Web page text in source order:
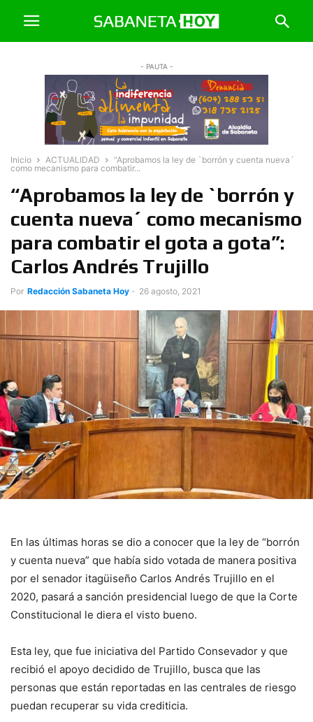
- PAUTA -
Inicio ACTUALIDAD
“Aprobamos la ley de `borrón y cuenta nueva´
como mecanismo para combatir...
“Aprobamos la ley de `borrón y
cuenta nueva´ como mecanismo
para combatir el gota a gota”:
Carlos Andrés Trujillo
Por Redacción Sabaneta Hoy - 26 agosto, 2021
En las últimas horas se dio a conocer que la ley de “borrón
y cuenta nueva” que había sido votada de manera positiva
por el senador itagüiseño Carlos Andrés Trujillo en el
2020, pasará a sanción presidencial luego de que la Corte
Constitucional le diera el visto bueno.
Esta ley, que fue iniciativa del Partido Consevador y que
recibió el apoyo decidido de Trujillo, busca que las
personas que están reportadas en las centrales de riesgo
puedan recuperar su vida crediticia.